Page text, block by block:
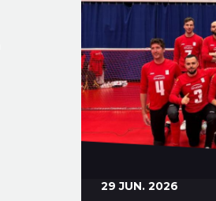
29 JUN. 2026